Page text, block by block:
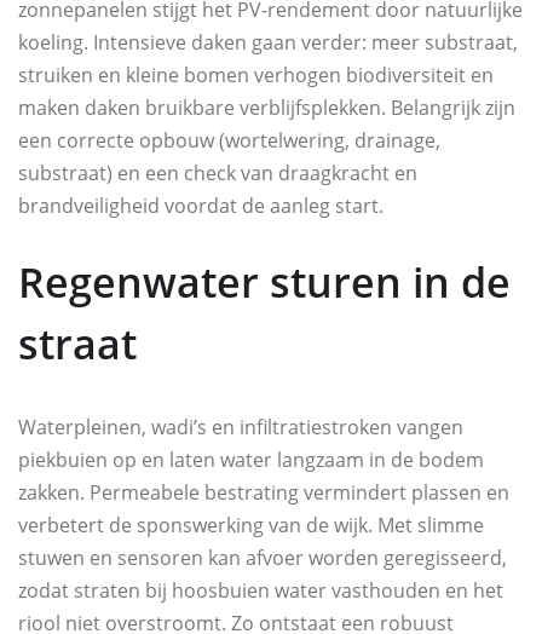
zonnepanelen stijgt het PV-rendement door natuurlijke
koeling. Intensieve daken gaan verder: meer substraat,
struiken en kleine bomen verhogen biodiversiteit en
maken daken bruikbare verblijfsplekken. Belangrijk zijn
een correcte opbouw (wortelwering, drainage,
substraat) en een check van draagkracht en
brandveiligheid voordat de aanleg start.
Regenwater sturen in de
straat
Waterpleinen, wadi’s en infiltratiestroken vangen
piekbuien op en laten water langzaam in de bodem
zakken. Permeabele bestrating vermindert plassen en
verbetert de sponswerking van de wijk. Met slimme
stuwen en sensoren kan afvoer worden geregisseerd,
zodat straten bij hoosbuien water vasthouden en het
riool niet overstroomt. Zo ontstaat een robuust